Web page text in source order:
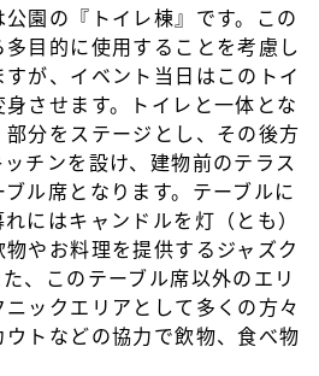
園の『トイレ棟』です。この
目的に使用することを考慮し
が、イベント当日はこのトイ
させます。トイレと一体とな
分をステージとし、その後方
チンを設け、建物前のテラス
ル席となります。テーブルに
にはキャンドルを灯（とも）
やお料理を提供するジャズク
、このテーブル席以外のエリ
ックエリアとして多くの方々
トなどの協力で飲物、食べ物